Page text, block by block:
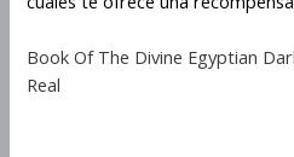
Book Of The Divine Egyptian
Real